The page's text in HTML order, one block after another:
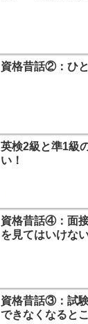
資格昔話②：ひ
英検2級と準1級
い！
資格昔話④：面
を見てはいけな
資格昔話③：試
できなくなると